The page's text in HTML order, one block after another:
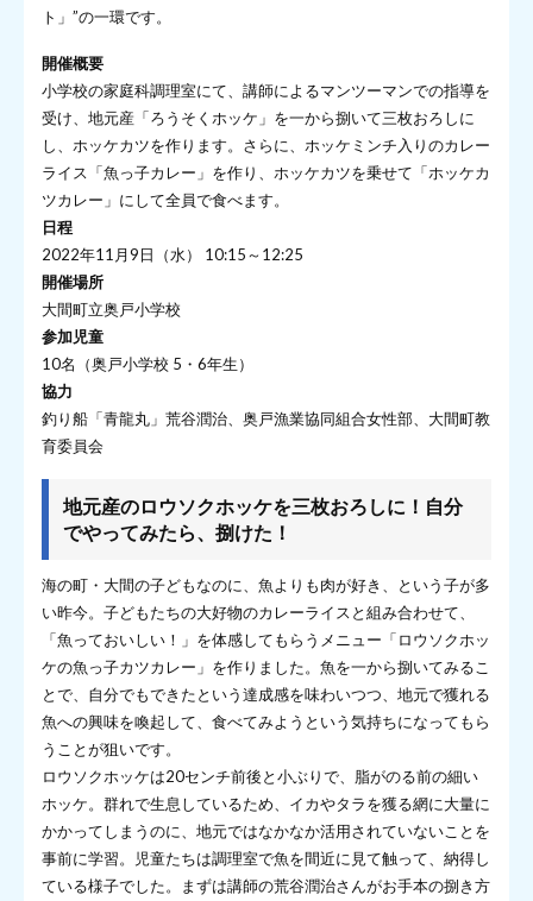
ト」”の一環です。
開催概要
小学校の家庭科調理室にて、講師によるマンツーマンでの指導を
受け、地元産「ろうそくホッケ」を一から捌いて三枚おろしに
し、ホッケカツを作ります。さらに、ホッケミンチ入りのカレー
ライス「魚っ子カレー」を作り、ホッケカツを乗せて「ホッケカ
ツカレー」にして全員で食べます。
日程
2022年11月9日（水） 10:15～12:25
開催場所
大間町立奥戸小学校
参加児童
10名（奥戸小学校 5・6年生）
協力
釣り船「青龍丸」荒谷潤治、奥戸漁業協同組合女性部、大間町教
育委員会
地元産のロウソクホッケを三枚おろしに！自分
でやってみたら、捌けた！
海の町・大間の子どもなのに、魚よりも肉が好き、という子が多
い昨今。子どもたちの大好物のカレーライスと組み合わせて、
「魚っておいしい！」を体感してもらうメニュー「ロウソクホッ
ケの魚っ子カツカレー」を作りました。魚を一から捌いてみるこ
とで、自分でもできたという達成感を味わいつつ、地元で獲れる
魚への興味を喚起して、食べてみようという気持ちになってもら
うことが狙いです。
ロウソクホッケは20センチ前後と小ぶりで、脂がのる前の細い
ホッケ。群れで生息しているため、イカやタラを獲る網に大量に
かかってしまうのに、地元ではなかなか活用されていないことを
事前に学習。児童たちは調理室で魚を間近に見て触って、納得し
ている様子でした。まずは講師の荒谷潤治さんがお手本の捌き方